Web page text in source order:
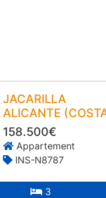
JACARILLA
ALICANTE
158.500€
Appartement
INS-N8787
3